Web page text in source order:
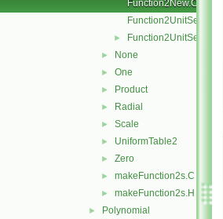
Function2New.C
Function2UnitSets.C
► Function2UnitSets.H
► None
► One
► Product
► Radial
► Scale
► UniformTable2
► Zero
► makeFunction2s.C
► makeFunction2s.H
► Polynomial